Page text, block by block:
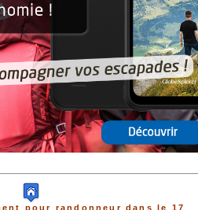
pour randonneur dans le 17